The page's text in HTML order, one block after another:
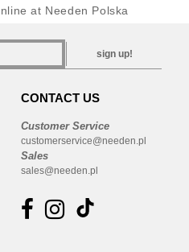
at Needen Polska
sign up!
CONTACT US
Customer Service
customerservice@needen.pl
Sales
sales@needen.pl